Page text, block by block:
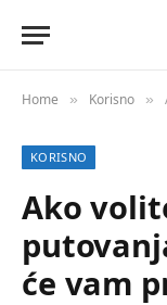
Home » Korisno »
KORISNO
Ako
će vam